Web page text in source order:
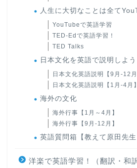
人生に大切なことは全て
YouTubeで英語学習
TED-Edで英語学習！
TED Talks
日本文化を英語で説明しよう
日本文化英語説明【9月-12月
日本文化英語説明【1月-4月】
海外の文化
海外行事【1月～4月】
海外行事【9月-12月】
英語質問箱【教えて原田先生
洋楽で英語学習！（翻訳・和